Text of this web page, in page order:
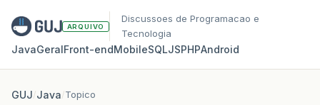
ARQUIVO
Discussoes de Programacao e
Tecnologia
JavaGeralFront‑endMobileSQLJSPHPAndroid
GUJ/Java/Topico